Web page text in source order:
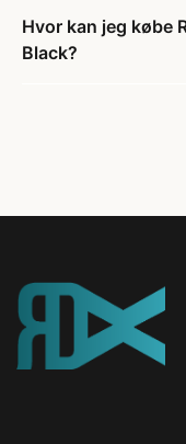
Hvor kan jeg købe
Black?